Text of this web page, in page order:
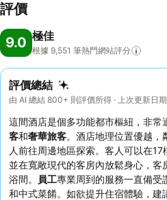
評價
9.0 極佳
根據 9,551 筆熱門網站評分
評價總結
由 AI 總結 800+ 則評價所得 · 上次更新日
這間酒店是個多功能都市樞紐，非常
客和奢華旅客。酒店地理位置優越，
人前往周邊地區探索。客人可以在17
並在寬敞現代的客房內放鬆身心，
浴間。
員工專業周到的服務一直備受
和中式菜餚。如欲提升住宿體驗，建